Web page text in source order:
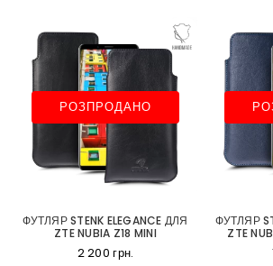
РОЗПРОДАНО
ФУТЛЯР STENK ELEGANCE ДЛЯ
ZTE NUBIA Z18 MINI
2 200 грн.
ФУТЛЯР
ZTE